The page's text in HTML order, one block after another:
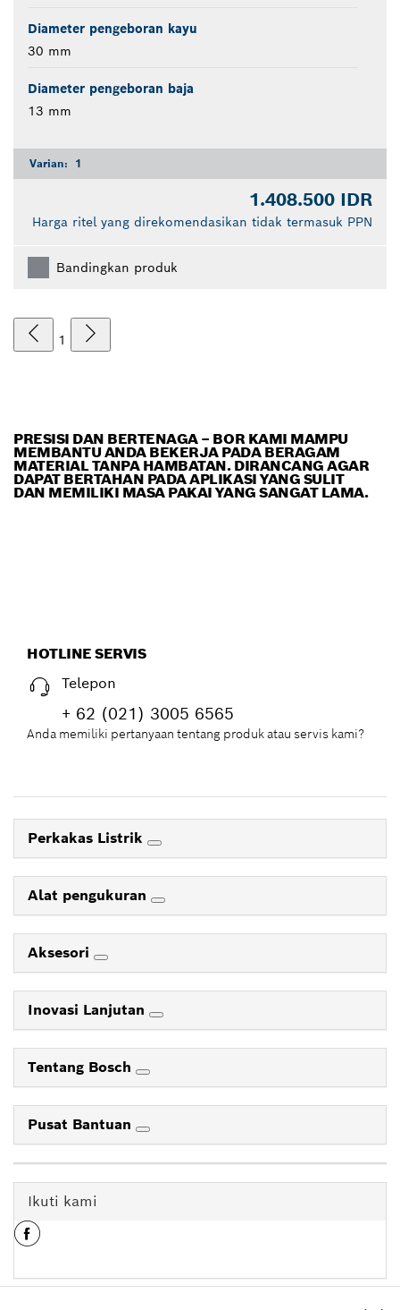
Diameter pengeboran kayu
30 mm
Diameter pengeboran baja
13 mm
Varian: 1
1.408.500 IDR
Harga ritel yang direkomendasikan tidak termasuk PPN
Bandingkan produk
1
PRESISI DAN BERTENAGA – BOR KAMI MAMPU
MEMBANTU ANDA BEKERJA PADA BERAGAM
MATERIAL TANPA HAMBATAN. DIRANCANG AGAR
DAPAT BERTAHAN PADA APLIKASI YANG SULIT
DAN MEMILIKI MASA PAKAI YANG SANGAT LAMA.
HOTLINE SERVIS
Telepon
+ 62 (021) 3005 6565
Anda memiliki pertanyaan tentang produk atau servis kami?
Perkakas Listrik
Alat pengukuran
Aksesori
Inovasi Lanjutan
Tentang Bosch
Pusat Bantuan
Ikuti kami